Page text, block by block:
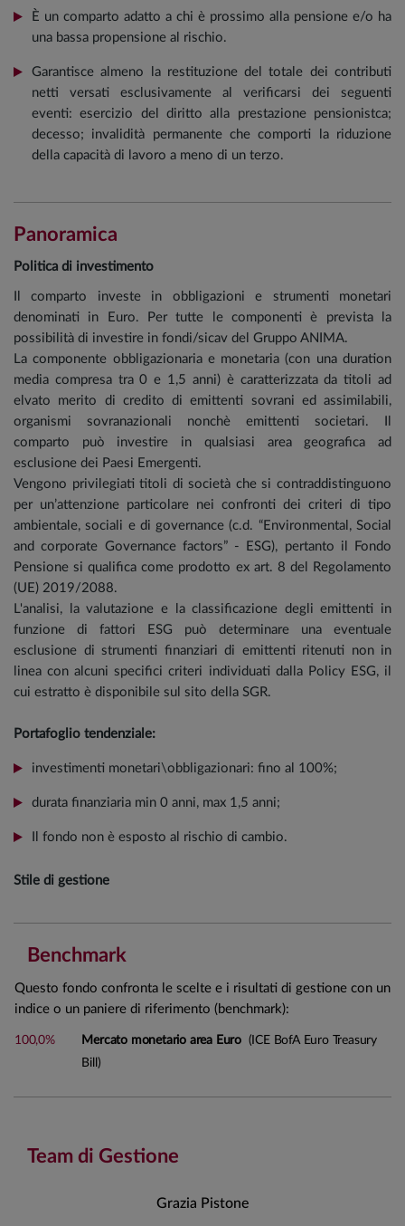
È un comparto adatto a chi è prossimo alla pensione e/o ha
una bassa propensione al rischio.
Garantisce almeno la restituzione del totale dei contributi
netti versati esclusivamente al verificarsi dei seguenti
eventi: esercizio del diritto alla prestazione pensionistca;
decesso; invalidità permanente che comporti la riduzione
della capacità di lavoro a meno di un terzo.
Panoramica
Politica di investimento
Il comparto investe in obbligazioni e strumenti monetari
denominati in Euro. Per tutte le componenti è prevista la
possibilità di investire in fondi/sicav del Gruppo ANIMA.
La componente obbligazionaria e monetaria (con una duration
media compresa tra 0 e 1,5 anni) è caratterizzata da titoli ad
elvato merito di credito di emittenti sovrani ed assimilabili,
organismi sovranazionali nonchè emittenti societari. Il
comparto può investire in qualsiasi area geografica ad
esclusione dei Paesi Emergenti.
Vengono privilegiati titoli di società che si contraddistinguono
per un’attenzione particolare nei confronti dei criteri di tipo
ambientale, sociali e di governance (c.d. “Environmental, Social
and corporate Governance factors” - ESG), pertanto il Fondo
Pensione si qualifica come prodotto ex art. 8 del Regolamento
(UE) 2019/2088.
L'analisi, la valutazione e la classificazione degli emittenti in
funzione di fattori ESG può determinare una eventuale
esclusione di strumenti finanziari di emittenti ritenuti non in
linea con alcuni specifici criteri individuati dalla Policy ESG, il
cui estratto è disponibile sul sito della SGR.
Portafoglio tendenziale:
investimenti monetari\obbligazionari: fino al 100%;
durata finanziaria min 0 anni, max 1,5 anni;
Il fondo non è esposto al rischio di cambio.
Stile di gestione
Benchmark
Questo fondo confronta le scelte e i risultati di gestione con un
indice o un paniere di riferimento (benchmark):
100,0% Mercato monetario area Euro (ICE BofA Euro Treasury
Bill)
Team di Gestione
Grazia Pistone